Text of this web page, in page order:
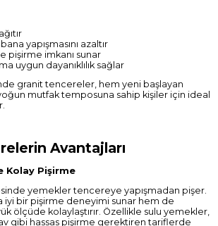
yapışmasını azaltır
pişirme imkanı sunar
uygun dayanıklılık sağlar
granit tencereler, hem yeni başlayan
mutfak temposuna sahip kişiler için ideal
Avantajları
Kolay Pişirme
yemekler tencereye yapışmadan pişer.
iyi bir pişirme deneyimi sunar hem de
ölçüde kolaylaştırır. Özellikle sulu yemekler,
gibi hassas pişirme gerektiren tariflerde